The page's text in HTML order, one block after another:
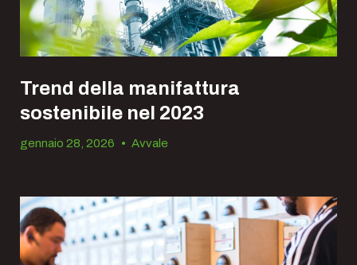
Trend della manifattura
sostenibile nel 2023
gennaio 28, 2026 • Avvale